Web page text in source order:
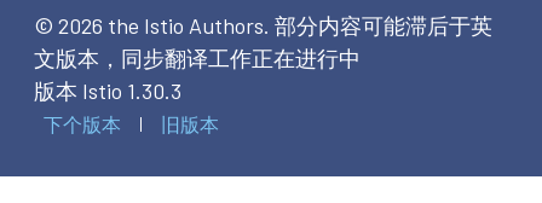
© 2026 the Istio Authors. 部分内容可能滞后于英
文版本，同步翻译工作正在进行中
版本 Istio 1.30.3
下个版本 旧版本